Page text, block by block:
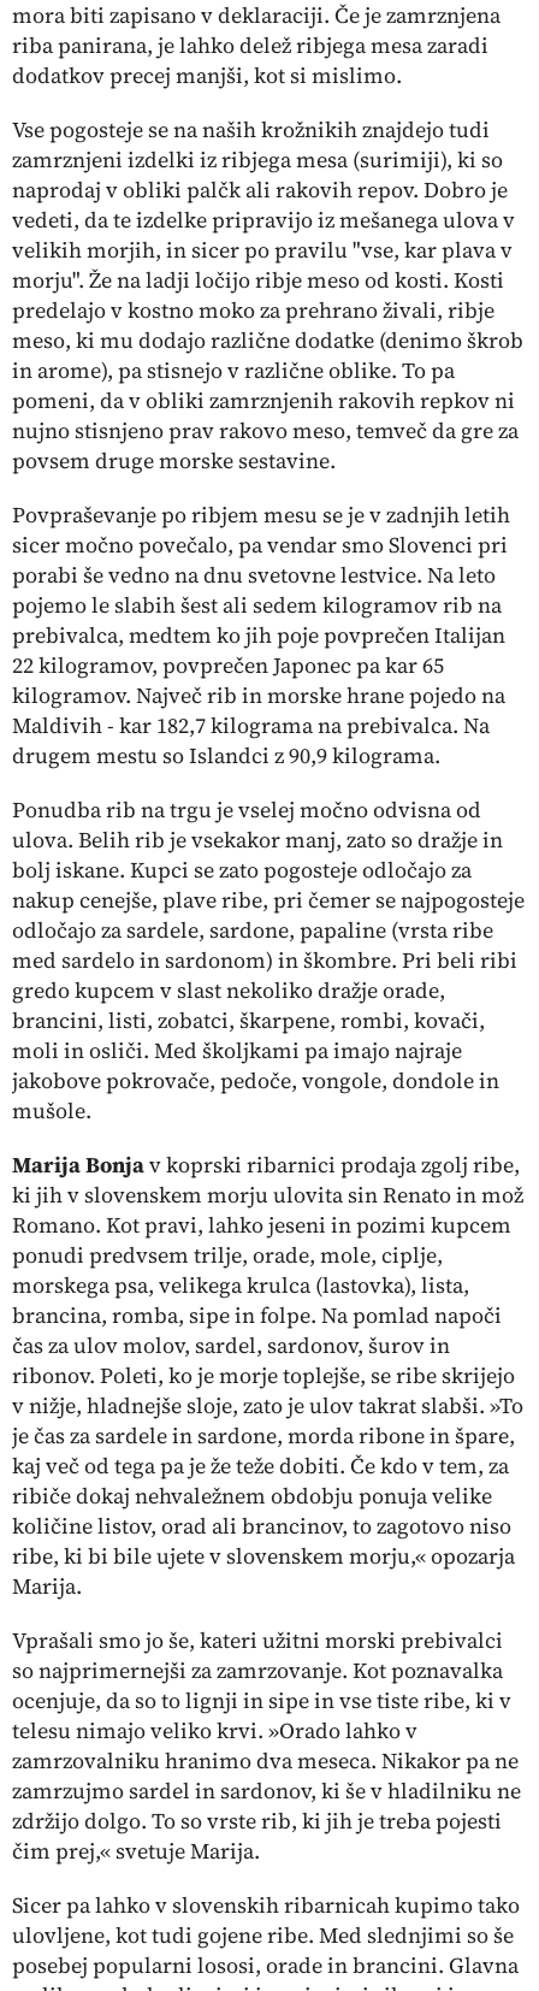
mora biti zapisano v deklaraciji. Če je zamrznjena
riba panirana, je lahko delež ribjega mesa zaradi
dodatkov precej manjši, kot si mislimo.
Vse pogosteje se na naših krožnikih znajdejo tudi
zamrznjeni izdelki iz ribjega mesa (surimiji), ki so
naprodaj v obliki palčk ali rakovih repov. Dobro je
vedeti, da te izdelke pripravijo iz mešanega ulova v
velikih morjih, in sicer po pravilu "vse, kar plava v
morju". Že na ladji ločijo ribje meso od kosti. Kosti
predelajo v kostno moko za prehrano živali, ribje
meso, ki mu dodajo različne dodatke (denimo škrob
in arome), pa stisnejo v različne oblike. To pa
pomeni, da v obliki zamrznjenih rakovih repkov ni
nujno stisnjeno prav rakovo meso, temveč da gre za
povsem druge morske sestavine.
Povpraševanje po ribjem mesu se je v zadnjih letih
sicer močno povečalo, pa vendar smo Slovenci pri
porabi še vedno na dnu svetovne lestvice. Na leto
pojemo le slabih šest ali sedem kilogramov rib na
prebivalca, medtem ko jih poje povprečen Italijan
22 kilogramov, povprečen Japonec pa kar 65
kilogramov. Največ rib in morske hrane pojedo na
Maldivih - kar 182,7 kilograma na prebivalca. Na
drugem mestu so Islandci z 90,9 kilograma.
Ponudba rib na trgu je vselej močno odvisna od
ulova. Belih rib je vsekakor manj, zato so dražje in
bolj iskane. Kupci se zato pogosteje odločajo za
nakup cenejše, plave ribe, pri čemer se najpogosteje
odločajo za sardele, sardone, papaline (vrsta ribe
med sardelo in sardonom) in škombre. Pri beli ribi
gredo kupcem v slast nekoliko dražje orade,
brancini, listi, zobatci, škarpene, rombi, kovači,
moli in osliči. Med školjkami pa imajo najraje
jakobove pokrovače, pedoče, vongole, dondole in
mušole.
Marija Bonjav koprski ribarnici prodaja zgolj ribe,
ki jih v slovenskem morju ulovita sin Renato in mož
Romano. Kot pravi, lahko jeseni in pozimi kupcem
ponudi predvsem trilje, orade, mole, ciplje,
morskega psa, velikega krulca (lastovka), lista,
brancina, romba, sipe in folpe. Na pomlad napoči
čas za ulov molov, sardel, sardonov, šurov in
ribonov. Poleti, ko je morje toplejše, se ribe skrijejo
v nižje, hladnejše sloje, zato je ulov takrat slabši. »To
je čas za sardele in sardone, morda ribone in špare,
kaj več od tega pa je že teže dobiti. Če kdo v tem, za
ribiče dokaj nehvaležnem obdobju ponuja velike
količine listov, orad ali brancinov, to zagotovo niso
ribe, ki bi bile ujete v slovenskem morju,« opozarja
Marija.
Vprašali smo jo še, kateri užitni morski prebivalci
so najprimernejši za zamrzovanje. Kot poznavalka
ocenjuje, da so to lignji in sipe in vse tiste ribe, ki v
telesu nimajo veliko krvi. »Orado lahko v
zamrzovalniku hranimo dva meseca. Nikakor pa ne
zamrzujmo sardel in sardonov, ki še v hladilniku ne
zdržijo dolgo. To so vrste rib, ki jih je treba pojesti
čim prej,« svetuje Marija.
Sicer pa lahko v slovenskih ribarnicah kupimo tako
ulovljene, kot tudi gojene ribe. Med slednjimi so še
posebej popularni lososi, orade in brancini. Glavna